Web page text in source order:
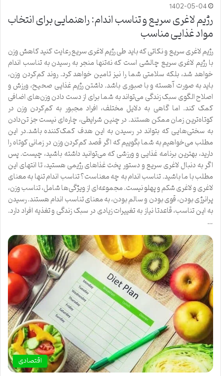
1402-05-04
رژیم لاغری سریع و تناسب اندام: راهنمایی برای انتخاب
مواد غذایی مناسب
رژیم لاغری سریع و نکاتی که باید طی رژیم لاغری سریع رعایت کنید کاهش وزن
با رژیم لاغری سریع چالشی است که نه‌تنها منجر به رسیدن به تناسب اندام
خواهد شد، بلکه سلامتی شما را نیز تامین خواهد کرد. روند کم‌کردن وزن،
باید به صورت آهسته و با صبوری باشد. داشتن رژیم غذایی صحیح، ورزش و
اصلاح الگوی سبک زندگی می‌تواند به شما برای از دست دادن وزن‌های اضافی
کمک کند. اما گاهی به دلایل مختلف، افراد مجبور به کم‌کردن وزن در
کوتاه‌ترین زمان ممکن هستند. در چنین شرایطی، چاره‌ای نیست جز تن‌دادن
به سختی‌هایی که بتواند در رسیدن به این هدف کمک‌کننده باشد.در این
مطلب می‌خواهیم به شما بگوییم که اگر قصد کم‌کردن وزن در زمانی کوتاه را
دارید، بهترین برنامه غذایی و ورزشی که می‌توانید داشته باشید، چیست. پس
اگر به دنبال لاغری سریع و دستور پخت غذاهای رژیمی هستید، تا انتهای این
مطلب با ما باشید. تناسب اندام به چه معناست؟ تناسب اندام تنها به معنای
لاغری و لاغری شکم و پهلو نیست. مجموعه‌ای از ویژگی‌ها شامل، تناسب وزن،
پرانرژی بودن، قوی بودن و سالم بودن، به معنای تناسب اندام هستند. رسیدن
به این تناسب، قاعدتا نیاز به تغییرات زیادی در سبک زندگی و تغذیه افراد دارد.
…
اقتصادی